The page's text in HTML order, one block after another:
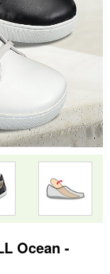
Ocean -